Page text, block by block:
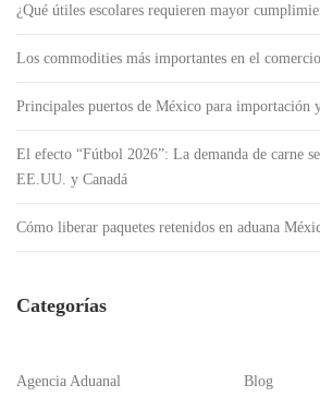
¿Qué útiles escolares requieren mayor
Los commodities más importantes en el
Principales puertos de México para importación
El efecto “Fútbol 2026”: La demanda de carne
EE.UU. y Canadá
Cómo liberar paquetes retenidos en aduana
Categorías
Agencia Aduanal Blog